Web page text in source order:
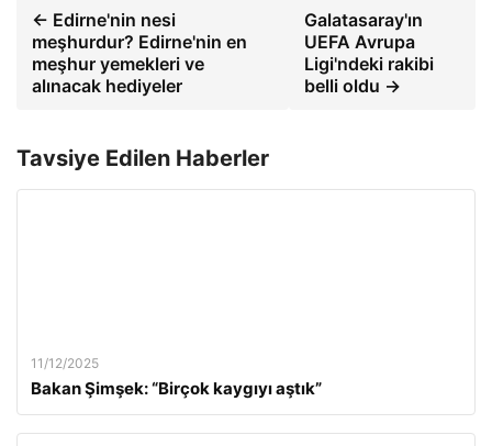
← Edirne'nin nesi
meşhurdur? Edirne'nin en
meşhur yemekleri ve
alınacak hediyeler
Galatasaray'ın
UEFA Avrupa
Ligi'ndeki rakibi
belli oldu →
Tavsiye Edilen Haberler
11/12/2025
Bakan Şimşek: “Birçok kaygıyı aştık”